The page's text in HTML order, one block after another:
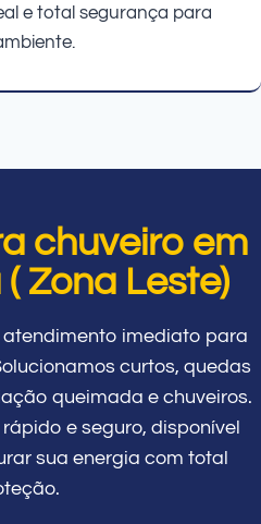
e total segurança para
chuveiro em
Zona Leste)
imediato para
curtos, quedas
queimada e chuveiros.
e seguro, disponível
sua energia com total